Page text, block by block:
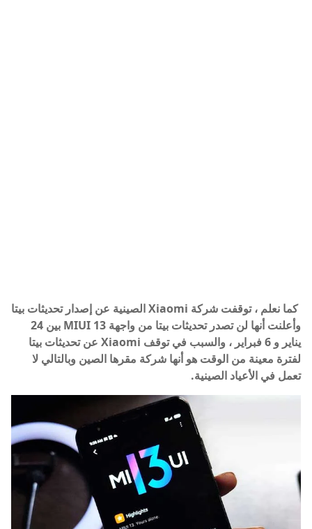
كما نعلم ، توقفت شركة Xiaomi الصينية عن إصدار تحديثات بيتا
وأعلنت أنها لن تصدر تحديثات بيتا من واجهة MIUI 13 بين 24
يناير و 6 فبراير ، والسبب في توقف Xiaomi عن تحديثات بيتا
لفترة معينة من الوقت هو أنها شركة مقرها الصين وبالتالي لا
تعمل في الأعياد الصينية.